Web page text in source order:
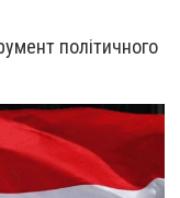
політичного